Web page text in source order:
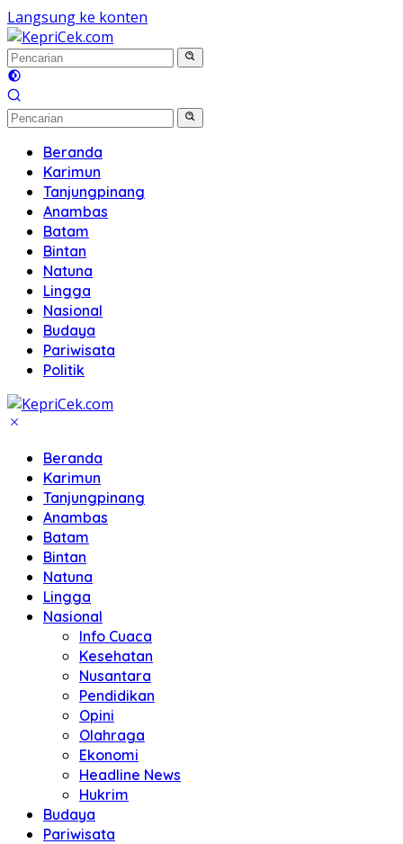
Langsung ke konten
Beranda
Karimun
Tanjungpinang
Anambas
Batam
Bintan
Natuna
Lingga
Nasional
Budaya
Pariwisata
Politik
Beranda
Karimun
Tanjungpinang
Anambas
Batam
Bintan
Natuna
Lingga
Nasional
Info Cuaca
Kesehatan
Nusantara
Pendidikan
Opini
Olahraga
Ekonomi
Headline News
Hukrim
Budaya
Pariwisata